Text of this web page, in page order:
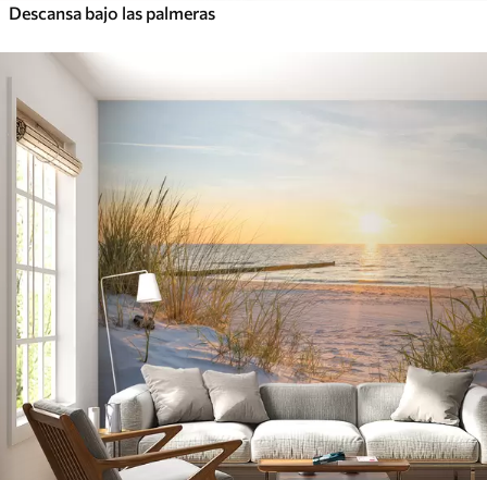
Descansa bajo las palmeras